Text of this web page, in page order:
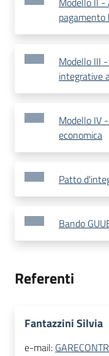
pagamento
Modello III
integrative
Modello IV
economica
Patto
Bando
Referenti
Fantazzini Silvia
e-mail: